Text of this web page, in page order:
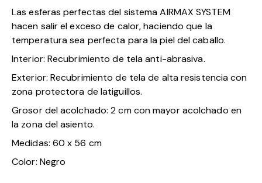
Las esferas perfectas del sistema AIRMAX SYSTEM
hacen salir el exceso de calor, haciendo que la
temperatura sea perfecta para la piel del caballo.
Interior: Recubrimiento de tela anti-abrasiva.
Exterior: Recubrimiento de tela de alta resistencia con
zona protectora de latiguillos.
Grosor del acolchado: 2 cm con mayor acolchado en
la zona del asiento.
Medidas: 60 x 56 cm
Color: Negro